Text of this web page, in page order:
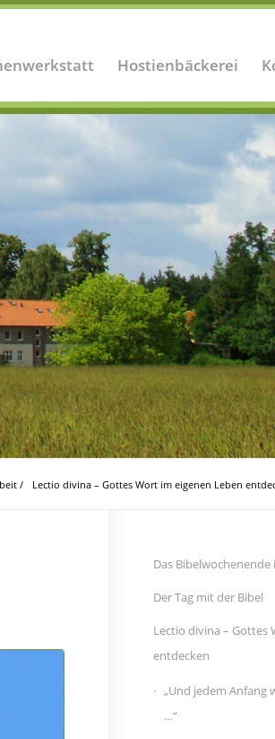
Hostienbäckerei
/ Lectio divina – Gottes Wort im eigenen Leben
Das
Der Tag mit der Bibel
Lectio divina – Gottes
entdecken
„Und jedem Anfang
…“